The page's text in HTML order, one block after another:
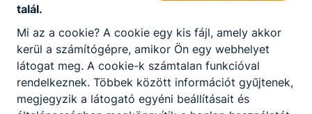
Partnereink
talál.
Mi az a cookie? A cookie egy kis fájl, amely akkor
kerül a számítógépre, amikor Ön egy webhelyet
látogat meg. A cookie-k számtalan funkcióval
rendelkeznek. Többek között információt gyűjtenek,
megjegyzik a látogató egyéni beállításait és